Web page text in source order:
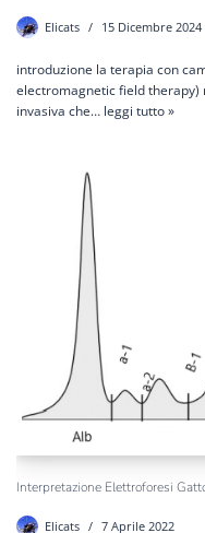
Elicats 15 Dicembre 2024
introduzione la terapia con
electromagnetic field
invasiva che… leggi tutto »
Interpretazione Elettroforesi
Elicats 7 Aprile 2022